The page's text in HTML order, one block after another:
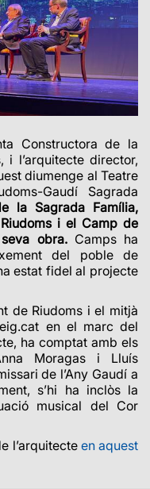
Constructora de la
i l’arquitecte director,
diumenge al Teatre
Gaudí Sagrada
la Sagrada Família,
i el Camp de
obra.Camps ha
del poble de
estat fidel al projecte
de Riudoms i el mitjà
en el marc del
ha comptat amb els
Moragas i Lluís
de l’Any Gaudí a
s’hi ha inclòs la
musical del Cor
l’arquitecte en aquest